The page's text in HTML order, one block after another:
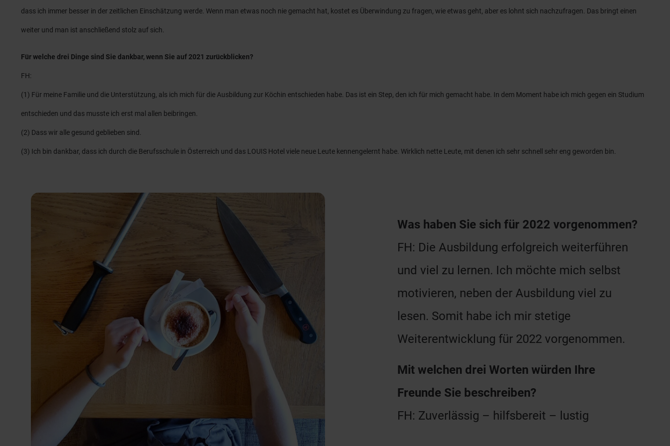
dass ich immer besser in der zeitlichen Einschätzung werde. Wenn man etwas noch nie gemacht hat, kostet es Überwindung zu fragen, wie etwas geht, aber es lohnt sich nachzufragen. Das bringt einen
weiter und man ist anschließend stolz auf sich.
Für welche drei Dinge sind Sie dankbar, wenn Sie auf 2021 zurückblicken?
FH:
(1) Für meine Familie und die Unterstützung, als ich mich für die Ausbildung zur Köchin entschieden habe. Das ist ein Step, den ich für mich gemacht habe. In dem Moment habe ich mich gegen ein Studium
entschieden und das musste ich erst mal allen beibringen.
(2) Dass wir alle gesund geblieben sind.
(3) Ich bin dankbar, dass ich durch die Berufsschule in Österreich und das LOUIS Hotel viele neue Leute kennengelernt habe. Wirklich nette Leute, mit denen ich sehr schnell sehr eng geworden bin.
Was haben Sie sich für 2022 vorgenommen?
FH: Die Ausbildung erfolgreich weiterführen
und viel zu lernen. Ich möchte mich selbst
motivieren, neben der Ausbildung viel zu
lesen. Somit habe ich mir stetige
Weiterentwicklung für 2022 vorgenommen.
Mit welchen drei Worten würden Ihre
Freunde Sie beschreiben?
FH: Zuverlässig – hilfsbereit – lustig